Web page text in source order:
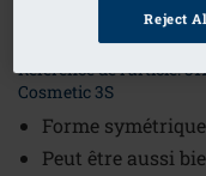
Référence de l'article:
Cosmetic 3S
Forme symétrique
Peut être aussi
Reject